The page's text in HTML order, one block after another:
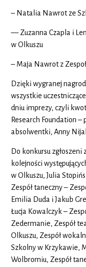
– Natalia Nawrot ze
— Zuzanna Czapla i
w Olkuszu
– Maja Nawrot z
Dzięki wygranej
wszystkie
dniu imprezy, czyli
Research Foundation
absolwentki, Anny
Do konkursu
kolejności
w Olkuszu, Julia
Zespół taneczny –
Emilia Duda i Jakub
Łucja Kowalczyk –
Zedermanie, Zespół
Olkuszu, Zespół
Szkolny w Krzykawie,
Wolbromiu, Zespół